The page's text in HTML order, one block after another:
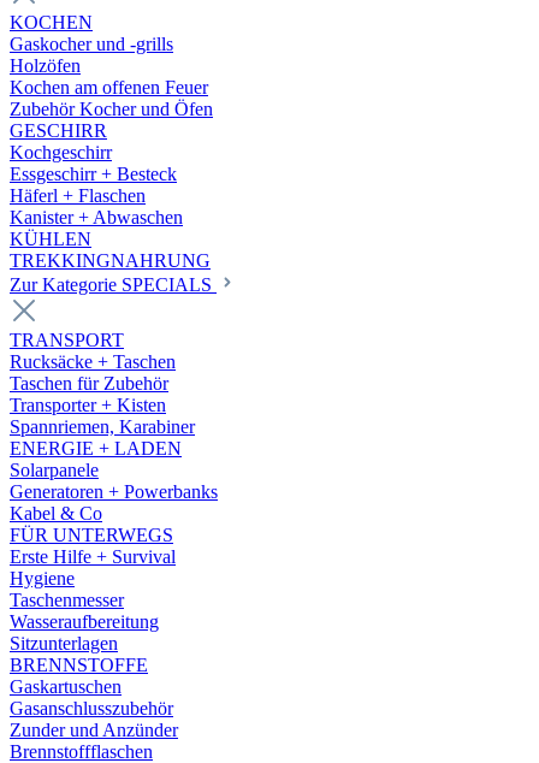
KOCHEN
Gaskocher und -grills
Holzöfen
Kochen am offenen Feuer
Zubehör Kocher und Öfen
GESCHIRR
Kochgeschirr
Essgeschirr + Besteck
Häferl + Flaschen
Kanister + Abwaschen
KÜHLEN
TREKKINGNAHRUNG
Zur Kategorie SPECIALS
TRANSPORT
Rucksäcke + Taschen
Taschen für Zubehör
Transporter + Kisten
Spannriemen, Karabiner
ENERGIE + LADEN
Solarpanele
Generatoren + Powerbanks
Kabel & Co
FÜR UNTERWEGS
Erste Hilfe + Survival
Hygiene
Taschenmesser
Wasseraufbereitung
Sitzunterlagen
BRENNSTOFFE
Gaskartuschen
Gasanschlusszubehör
Zunder und Anzünder
Brennstoffflaschen